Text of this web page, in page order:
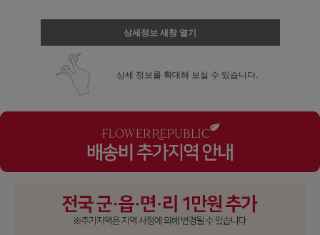
상세정보 새창 열기
상세 정보를 확대해 보실 수 있습니다.